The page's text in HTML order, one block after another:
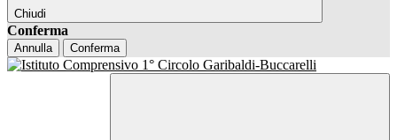
Chiudi
Conferma
Annulla Conferma